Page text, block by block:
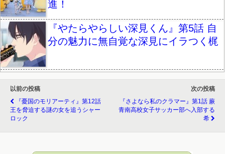
進！
『やたらやらしい深見くん』第5話 自
分の魅力に無自覚な深見にイラつく梶
以前の投稿
『憂国のモリアーティ』第12話
王を脅迫する謎の女を追うシャー
ロック
次の投稿
『さよなら私のクラマー』第1話 蕨
青南高校女子サッカー部へ入部する
希